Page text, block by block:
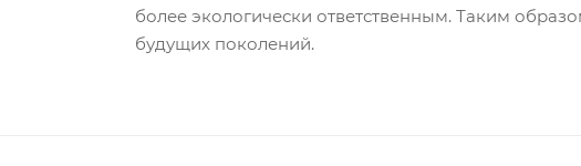
более экологически ответственным. Таким
будущих поколений.